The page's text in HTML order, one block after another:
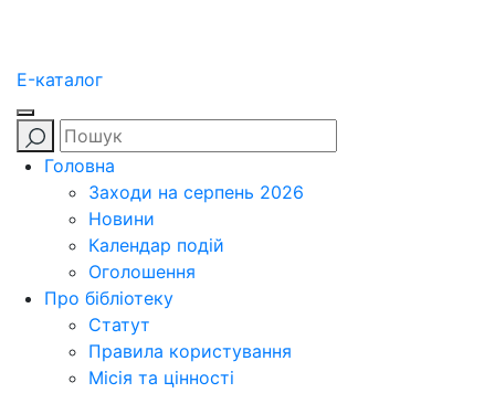
E-каталог
Головна
Заходи на серпень 2026
Новини
Календар подій
Оголошення
Про бібліотеку
Статут
Правила користування
Місія та цінності